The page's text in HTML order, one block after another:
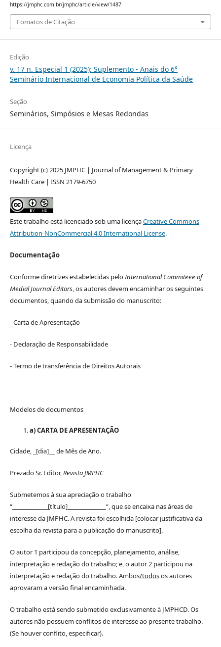
https://jmphc.com.br/jmphc/article/view/1487
Fomatos de Citação
Edição
v. 17 n. Especial 1 (2025): Suplemento - Anais do 6°
Seminário Internacional de Economia Política da Saúde
Seção
Seminários, Simpósios e Mesas Redondas
Licença
Copyright (c) 2025 JMPHC | Journal of Management & Primary
Health Care | ISSN 2179-6750
Este trabalho está licenciado sob uma licençaCreative Commons
Attribution-NonCommercial 4.0 International License.
Documentação
Conforme diretrizes estabelecidas peloInternational Commiteee of
Medial Journal Editors, os autores devem encaminhar os seguintes
documentos, quando da submissão do manuscrito:
- Carta de Apresentação
- Declaração de Responsabilidade
- Termo de transferência de Direitos Autorais
Modelos de documentos
a) CARTA DE APRESENTAÇÃO
Cidade, _[dia]__ de Mês de Ano.
Prezado Sr. Editor,Revista JMPHC
Submetemos à sua apreciação o trabalho
“____________[título]_____________”, que se encaixa nas áreas de
interesse da JMPHC. A revista foi escolhida [colocar justificativa da
escolha da revista para a publicação do manuscrito].
O autor 1 participou da concepção, planejamento, análise,
interpretação e redação do trabalho; e, o autor 2 participou na
interpretação e redação do trabalho. Ambos/todosos autores
aprovaram a versão final encaminhada.
O trabalho está sendo submetido exclusivamente à JMPHCD. Os
autores não possuem conflitos de interesse ao presente trabalho.
(Se houver conflito, especificar).